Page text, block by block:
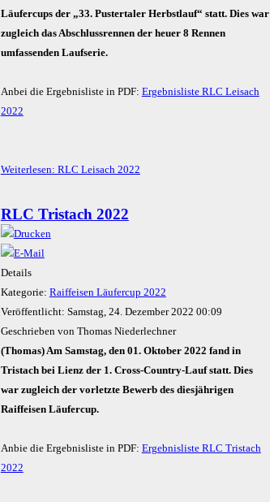
Läufercups der „33. Pustertaler Herbstlauf“ statt. Dies war
zugleich das Abschlussrennen der heuer 8 Rennen
umfassenden Laufserie.
Anbei die Ergebnisliste in PDF: Ergebnisliste RLC Leisach
2022
Weiterlesen: RLC Leisach 2022
RLC Tristach 2022
Details
Kategorie: Raiffeisen Läufercup 2022
Veröffentlicht: Samstag, 24. Dezember 2022 00:09
Geschrieben von Thomas Niederlechner
(Thomas) Am Samstag, den 01. Oktober 2022 fand in
Tristach bei Lienz der 1. Cross-Country-Lauf statt. Dies
war zugleich der vorletzte Bewerb des diesjährigen
Raiffeisen Läufercup.
Anbie die Ergebnisliste in PDF: Ergebnisliste RLC Tristach
2022